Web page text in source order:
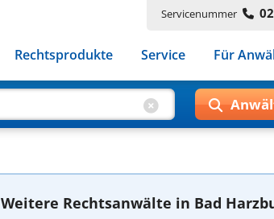
Servicenummer
Rechtsprodukte Service Für
Weitere Rechtsanwälte in Bad